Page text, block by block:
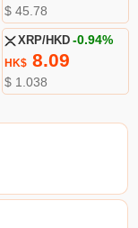
$ 45.78
XRP/HKD -0.94%
HK$8.09
$ 1.038